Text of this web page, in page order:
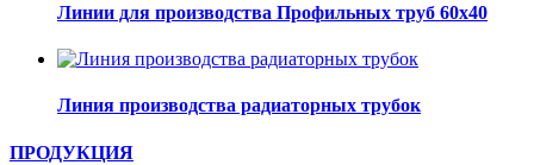
Линии для производства Профильных труб 60х40
Линия производства радиаторных трубок
ПРОДУКЦИЯ